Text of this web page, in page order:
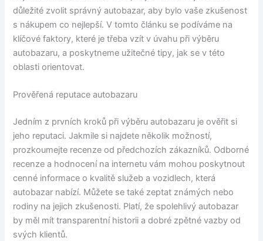
důležité zvolit správný autobazar, aby bylo vaše zkušenost
s nákupem co nejlepší. V tomto článku se podíváme na
klíčové faktory, které je třeba vzít v úvahu při výběru
autobazaru, a poskytneme užitečné tipy, jak se v této
oblasti orientovat.
Prověřená reputace autobazaru
Jedním z prvních kroků při výběru autobazaru je ověřit si
jeho reputaci. Jakmile si najdete několik možností,
prozkoumejte recenze od předchozích zákazníků. Odborné
recenze a hodnocení na internetu vám mohou poskytnout
cenné informace o kvalitě služeb a vozidlech, která
autobazar nabízí. Můžete se také zeptat známých nebo
rodiny na jejich zkušenosti. Platí, že spolehlivý autobazar
by měl mít transparentní historii a dobré zpětné vazby od
svých klientů.